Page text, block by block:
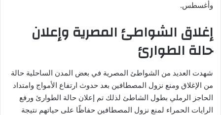
وأغسطس.
إغلاق الشواطئ المصرية وإعلان
حالة الطوارئ
شهدت العديد من الشواطئ المصرية في بعض المدن الساحلية حالة
من الإغلاق ومنع نزول المصطافين بعد حدوث ارتفاع الأمواج وامتداد
الحاجز الرملي بطول الشاطئ لذلك تم إعلان حالة الطوارئ ورفع
الرايات الحمراء لمنع نزول المصطافين حفاظًا على حياتهم نتيجة